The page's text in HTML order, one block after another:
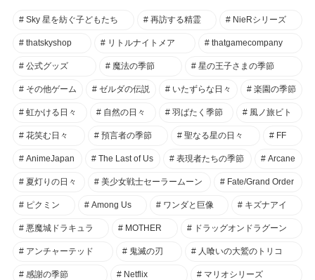
Sky 星を紡ぐ子どもたち 再訪する精霊 NieRシリーズ
thatskyshop リトルナイトメア thatgamecompany
公式グッズ 魔法の季節 星の王子さまの季節
その他ゲーム ゼルダの伝説 いたずらな日々 楽園の季節
虹かける日々 自然の日々 羽ばたく季節 風ノ旅ビト
花笑む日々 預言者の季節 聖なる星の日々 FF
AnimeJapan The Last of Us 表現者たちの季節 Arcane
夏灯りの日々 美少女戦士セーラームーン Fate/Grand Order
ピクミン Among Us ワンダと巨像 キズナアイ
悪魔城ドラキュラ MOTHER ドラッグオンドラグーン
アンチャーテッド 鬼滅の刃 人喰いの大鷲のトリコ
感謝の季節 Netflix マリオシリーズ